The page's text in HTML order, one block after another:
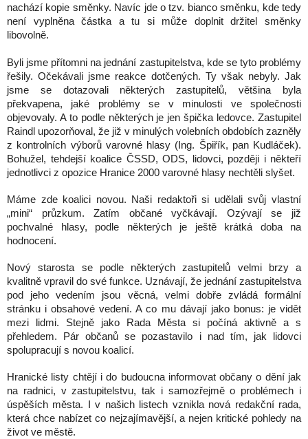
nachází kopie směnky. Navíc jde o tzv. bianco směnku, kde tedy
není vyplněna částka a tu si může doplnit držitel směnky
libovolně.
Byli jsme přítomni na jednání zastupitelstva, kde se tyto problémy
řešily. Očekávali jsme reakce dotčených. Ty však nebyly. Jak
jsme se dotazovali některých zastupitelů, většina byla
překvapena, jaké problémy se v minulosti ve společnosti
objevovaly. A to podle některých je jen špička ledovce. Zastupitel
Raindl upozorňoval, že již v minulých volebních obdobích zazněly
z kontrolních výborů varovné hlasy (Ing. Špiřík, pan Kudláček).
Bohužel, tehdejší koalice ČSSD, ODS, lidovci, později i někteří
jednotlivci z opozice Hranice 2000 varovné hlasy nechtěli slyšet.
Máme zde koalici novou. Naši redaktoři si udělali svůj vlastní
„mini“ průzkum. Zatím občané vyčkávají. Ozývají se již
pochvalné hlasy, podle některých je ještě krátká doba na
hodnocení.
Nový starosta se podle některých zastupitelů velmi brzy a
kvalitně vpravil do své funkce. Uznávají, že jednání zastupitelstva
pod jeho vedením jsou věcná, velmi dobře zvládá formální
stránku i obsahové vedení. A co mu dávají jako bonus: je vidět
mezi lidmi. Stejně jako Rada Města si počíná aktivně a s
přehledem. Pár občanů se pozastavilo i nad tím, jak lidovci
spolupracují s novou koalicí.
Hranické listy chtějí i do budoucna informovat občany o dění jak
na radnici, v zastupitelstvu, tak i samozřejmě o problémech i
úspěších města. I v našich listech vznikla nová redakční rada,
která chce nabízet co nejzajímavější, a nejen kritické pohledy na
život ve městě.